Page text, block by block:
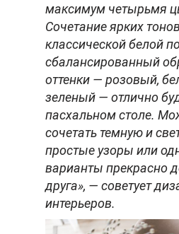
максимум четырьмя
Сочетание ярких
классической белой
сбалансированный
оттенки — розовый,
зеленый — отлично
пасхальном столе.
сочетать темную и
простые узоры или
варианты прекрасно
друга», — советует
интерьеров.